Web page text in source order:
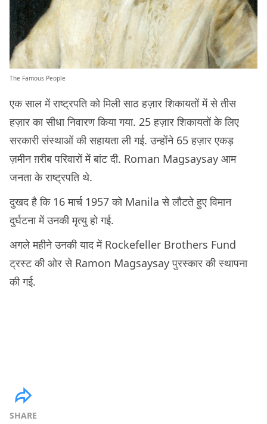
The Famous People
एक साल में राष्ट्रपति को मिली साठ हज़ार शिकायतों में से तीस
हज़ार का सीधा निवारण किया गया. 25 हज़ार शिकायतों के लिए
सरकारी संस्थाओं की सहायता ली गई. उन्होंने 65 हज़ार एकड़
ज़मीन ग़रीब परिवारों में बांट दी. Roman Magsaysay आम
जनता के राष्ट्रपति थे.
दुखद है कि 16 मार्च 1957 को Manila से लौटते हुए विमान
दुर्घटना में उनकी मृत्यु हो गई.
अगले महीने उनकी याद में Rockefeller Brothers Fund
ट्रस्ट की ओर से Ramon Magsaysay पुरस्कार की स्थापना
की गई.
SHARE